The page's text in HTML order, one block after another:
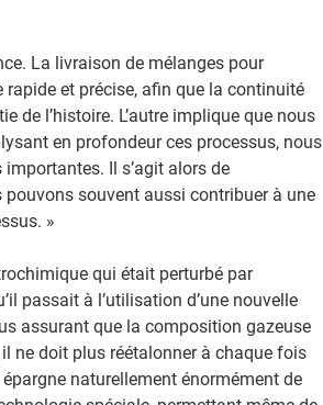
La livraison de mélanges pour
et précise, afin que la continuité
de l’histoire. L’autre implique que nous
en profondeur ces processus, nous
Il s’agit alors de
souvent aussi contribuer à une
»
qui était perturbé par
passait à l’utilisation d’une nouvelle
assurant que la composition gazeuse
ne doit plus réétalonner à chaque fois
naturellement énormément de